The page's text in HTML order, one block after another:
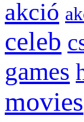
akció
celeb
games
movies